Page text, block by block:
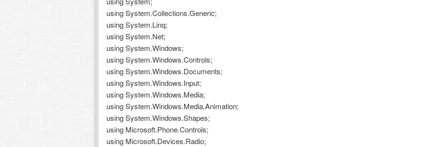
using System.Collections.Generic;
using System.Linq;
using System.Net;
using System.Windows;
using System.Windows.Controls;
using System.Windows.Documents;
using System.Windows.Input;
using System.Windows.Media;
using System.Windows.Media.Animation;
using System.Windows.Shapes;
using Microsoft.Phone.Controls;
using Microsoft.Devices.Radio;